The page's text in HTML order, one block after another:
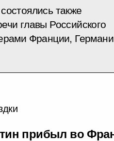
также
главы Российского
Франции,
прибыл во